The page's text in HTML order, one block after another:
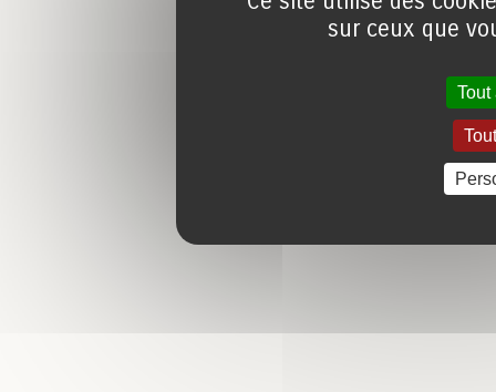
sur ceux que
Tout